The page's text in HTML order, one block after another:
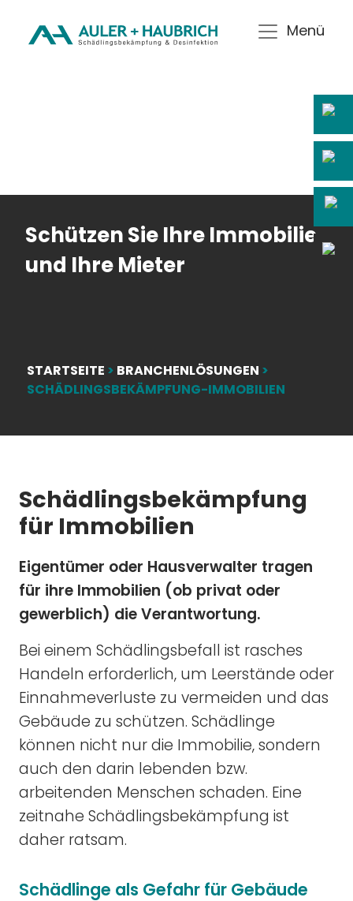
Menü
STARTSEITE > BRANCHENLÖSUNGEN >
SCHÄDLINGSBEKÄMPFUNG-IMMOBILIEN
Schützen Sie Ihre Immobilie
und Ihre Mieter
Schädlingsbekämpfung
für Immobilien
Eigentümer oder Hausverwalter tragen
für ihre Immobilien (ob privat oder
gewerblich) die Verantwortung.
Bei einem Schädlingsbefall ist rasches
Handeln erforderlich, um Leerstände oder
Einnahmeverluste zu vermeiden und das
Gebäude zu schützen. Schädlinge
können nicht nur die Immobilie, sondern
auch den darin lebenden bzw.
arbeitenden Menschen schaden. Eine
zeitnahe Schädlingsbekämpfung ist
daher ratsam.
Schädlinge als Gefahr für Gebäude